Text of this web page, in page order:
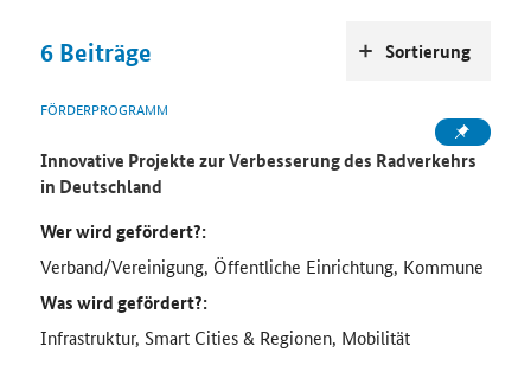
6 Beiträge
FÖRDERPROGRAMM
Innovative Projekte zur Verbesserung des Radverkehrs
in Deutschland
Wer wird gefördert?:
Verband/Vereinigung, Öffentliche Einrichtung, Kommune
Was wird gefördert?:
Infrastruktur, Smart Cities & Regionen, Mobilität
Sortierung